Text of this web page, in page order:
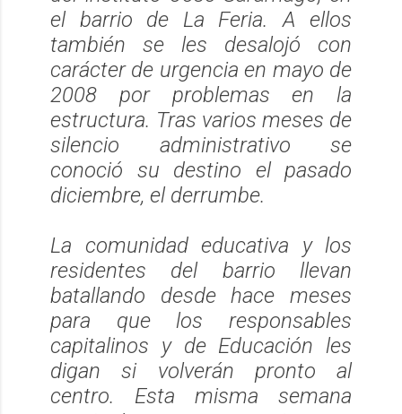
el barrio de La Feria. A ellos
también se les desalojó con
carácter de urgencia en mayo de
2008 por problemas en la
estructura. Tras varios meses de
silencio administrativo se
conoció su destino el pasado
diciembre, el derrumbe.
La comunidad educativa y los
residentes del barrio llevan
batallando desde hace meses
para que los responsables
capitalinos y de Educación les
digan si volverán pronto al
centro. Esta misma semana